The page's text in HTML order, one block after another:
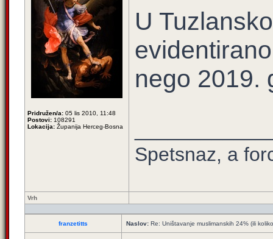
Pridružen/a: 05 lis 2010, 11:48
Postovi: 108291
Lokacija: Županija Herceg-Bosna
U
nego 2019.
Spetsnaz, a
Vrh
franzetitts Naslov: Re: Uništavanje muslimanskih 24% (ili